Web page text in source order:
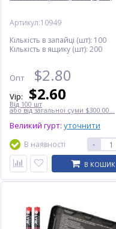
Артикул:10949
Кількість в запайці (шт): 100
Кількість в ящику (шт): 200
Опт $2.80
Vip: $2.60
Від 100 шт
або від загальної суми $300.00...
Великий гурт: уточнити
В наявності -
В КОШИК